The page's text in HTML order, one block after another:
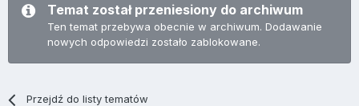
Temat został przeniesiony do archiwum
Ten temat przebywa obecnie w archiwum. Dodawanie
nowych odpowiedzi zostało zablokowane.
Przejdź do listy tematów